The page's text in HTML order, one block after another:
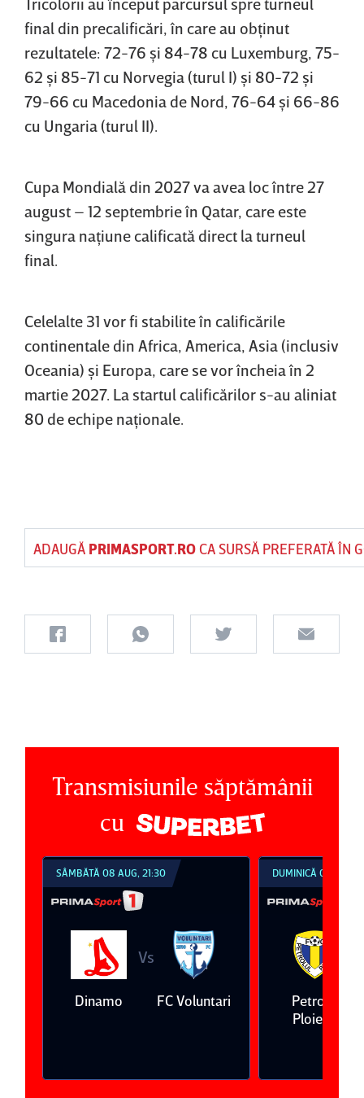
final din precalificări, în care au obţinut
rezultatele: 72-76 şi 84-78 cu Luxemburg, 75-
62 şi 85-71 cu Norvegia (turul I) şi 80-72 şi
79-66 cu Macedonia de Nord, 76-64 şi 66-86
cu Ungaria (turul II).
Cupa Mondială din 2027 va avea loc între 27
august – 12 septembrie în Qatar, care este
singura naţiune calificată direct la turneul
final.
Celelalte 31 vor fi stabilite în calificările
continentale din Africa, America, Asia (inclusiv
Oceania) şi Europa, care se vor încheia în 2
martie 2027. La startul calificărilor s-au aliniat
80 de echipe naţionale.
ADAUGĂ PRIMASPORT.ROCA SURSĂ PREFERATĂ ÎN
Transmisiunile săptămânii
cu
SÂMBĂTĂ 08 AUG, 21:30
Dinamo
Vs
FC Voluntari
DUMINICĂ 09 AUG,
Petrolul
Ploieşti